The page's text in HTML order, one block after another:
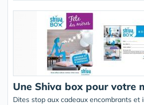
Une Shiva box pour votre
Dites stop aux cadeaux encombrants et